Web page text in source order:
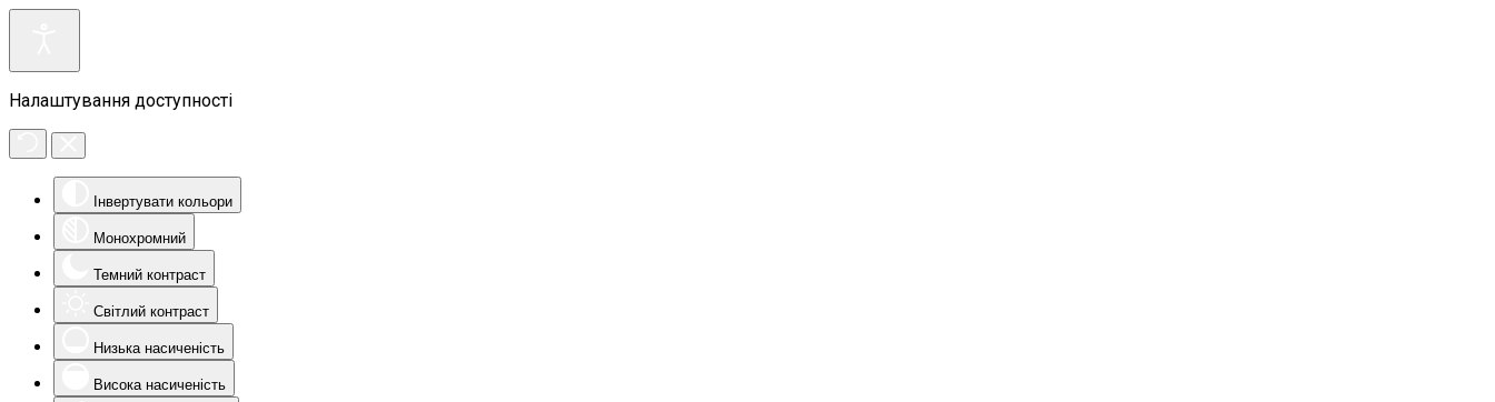
Налаштування доступності
Інвертувати кольори
Монохромний
Темний контраст
Світлий контраст
Низька насиченість
Висока насиченість